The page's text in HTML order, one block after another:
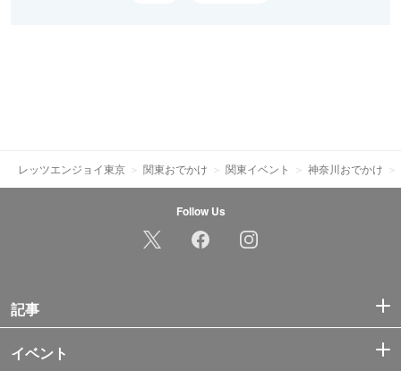
レッツエンジョイ東京 関東おでかけ 関東イベント 神奈川おでかけ
Follow Us
記事
イベント